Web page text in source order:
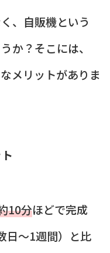
、自販機という
か？そこには、
メリットがありま
10分ほどで完成
日～1週間）と比